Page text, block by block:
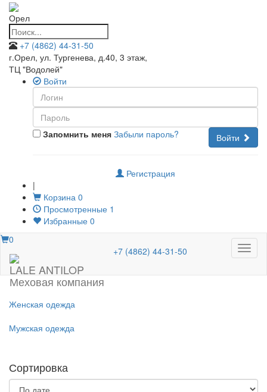
Орел
+7 (4862) 44-31-50
г.Орел, ул. Тургенева, д.40, 3 этаж,
ТЦ "Водолей"
Войти
Запомнить меня Войти
Забыли пароль?
Регистрация
|
Корзина 0
Просмотренные 1
Избранные 0
Меню
0
LALE ANTILOP
Меховая компания
+7 (4862) 44-31-50
Женская одежда
Мужская одежда
Сортировка